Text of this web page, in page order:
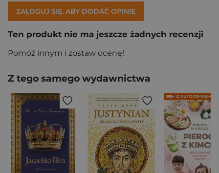
ZALOGUJ SIĘ, ABY DODAĆ OPINIĘ
Ten produkt nie ma jeszcze żadnych recenzji
Pomóż innym i zostaw ocenę!
Z tego samego wydawnictwa